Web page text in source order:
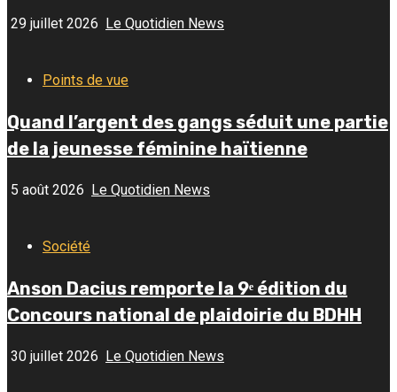
29 juillet 2026 Le Quotidien News
Points de vue
Quand l’argent des gangs séduit une partie
de la jeunesse féminine haïtienne
5 août 2026 Le Quotidien News
Société
Anson Dacius remporte la 9ᵉ édition du
Concours national de plaidoirie du BDHH
30 juillet 2026 Le Quotidien News